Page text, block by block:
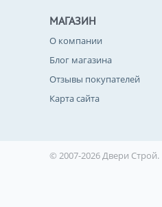
МАГАЗИН
О компании
Блог магазина
Отзывы покупателей
Карта сайта
© 2007-2026 Двери Строй.